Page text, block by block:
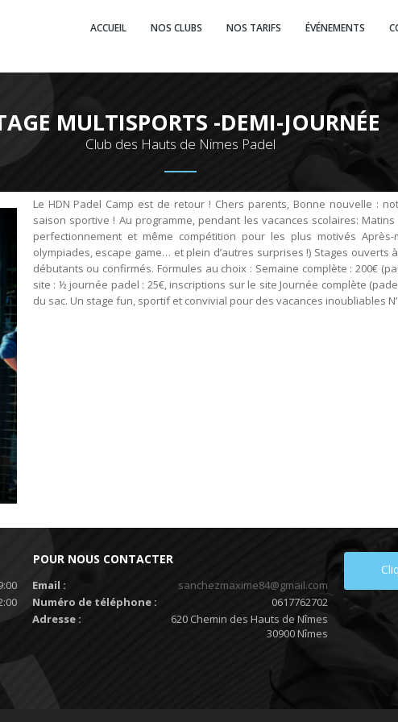
ACCUEIL NOS CLUBS NOS TARIFS ÉVÉNEMENTS
MULTISPORTS -DEMI-JOURNÉE
Club des Hauts de Nimes Padel
Le HDN Padel Camp est de retour ! Chers parents, Bonne nouvelle :
saison sportive ! Au programme, pendant les vacances scolaires:
perfectionnement et même compétition pour les plus motivés
olympiades, escape game… et plein d’autres surprises !) Stages
débutants ou confirmés. Formules au choix : Semaine complète : 200€
site : ½ journée padel : 25€, inscriptions sur le site Journée complète
du sac. Un stage fun, sportif et convivial pour des vacances inoubliables
POUR NOUS CONTACTER
Email :
sanchezmaxime84@gmail.com
Numéro de téléphone :
0617762702
Adresse :
620 Chemin des Hauts de Nîmes
30900 Nîmes